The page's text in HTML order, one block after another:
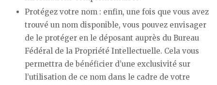
Protégez votre nom : enfin, une fois que vous avez
trouvé un nom disponible, vous pouvez envisager
de le protéger en le déposant auprès du Bureau
Fédéral de la Propriété Intellectuelle. Cela vous
permettra de bénéficier d’une exclusivité sur
l’utilisation de ce nom dans le cadre de votre